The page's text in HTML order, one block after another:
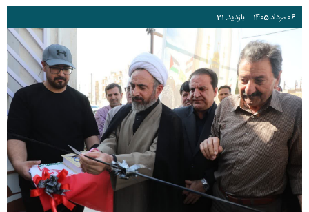
06مرداد1405 بازدید: 21